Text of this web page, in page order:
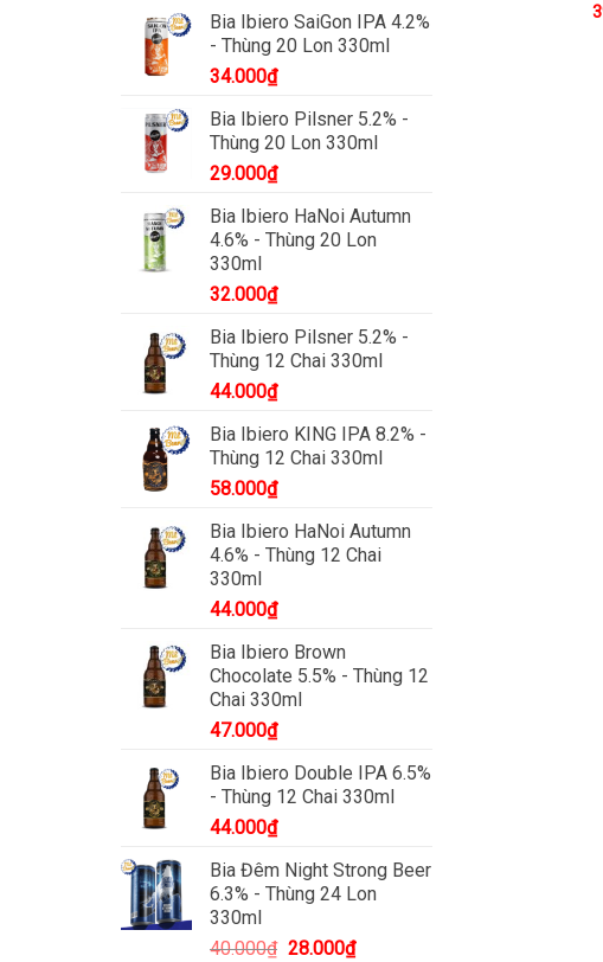
Bia Ibiero SaiGon IPA 4.2%
- Thùng 20 Lon 330ml
34.000₫
Bia Ibiero Pilsner 5.2% -
Thùng 20 Lon 330ml
29.000₫
Bia Ibiero HaNoi Autumn
4.6% - Thùng 20 Lon
330ml
32.000₫
Bia Ibiero Pilsner 5.2% -
Thùng 12 Chai 330ml
44.000₫
Bia Ibiero KING IPA 8.2% -
Thùng 12 Chai 330ml
58.000₫
Bia Ibiero HaNoi Autumn
4.6% - Thùng 12 Chai
330ml
44.000₫
Bia Ibiero Brown
Chocolate 5.5% - Thùng 12
Chai 330ml
47.000₫
Bia Ibiero Double IPA 6.5%
- Thùng 12 Chai 330ml
44.000₫
Bia Đêm Night Strong Beer
6.3% - Thùng 24 Lon
330ml
40.000₫ Giá
28.000₫Giá